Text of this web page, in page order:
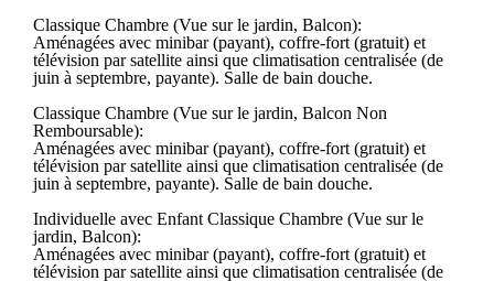
Classique Chambre (Vue sur le jardin, Balcon):
Aménagées avec minibar (payant), coffre-fort (gratuit) et
télévision par satellite ainsi que climatisation centralisée (de
juin à septembre, payante). Salle de bain douche.
Classique Chambre (Vue sur le jardin, Balcon Non
Remboursable):
Aménagées avec minibar (payant), coffre-fort (gratuit) et
télévision par satellite ainsi que climatisation centralisée (de
juin à septembre, payante). Salle de bain douche.
Individuelle avec Enfant Classique Chambre (Vue sur le
jardin, Balcon):
Aménagées avec minibar (payant), coffre-fort (gratuit) et
télévision par satellite ainsi que climatisation centralisée (de